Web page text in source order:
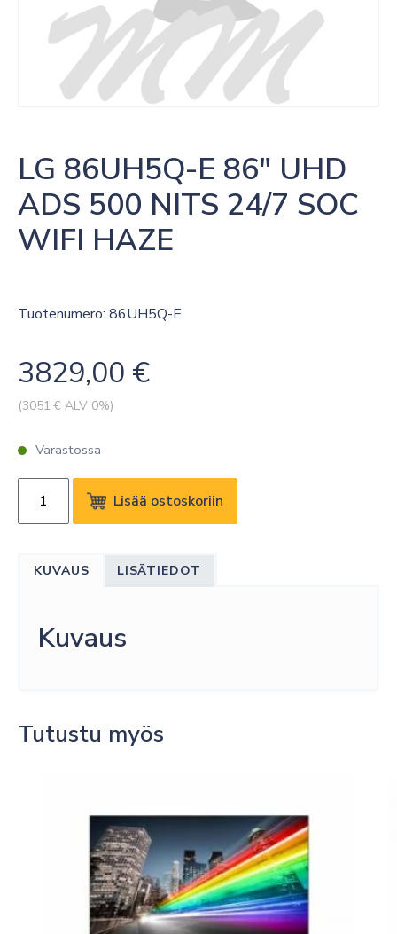
LG 86UH5Q-E 86″ UHD
ADS 500 NITS 24/7 SOC
WIFI HAZE
Tuotenumero: 86UH5Q-E
3829,00 €
(3051 € ALV 0%)
Varastossa
86UH5Q-
UHD
500
NITS
HAZE
Lisää ostoskoriin
KUVAUS LISÄTIEDOT
Kuvaus
Tutustu myös